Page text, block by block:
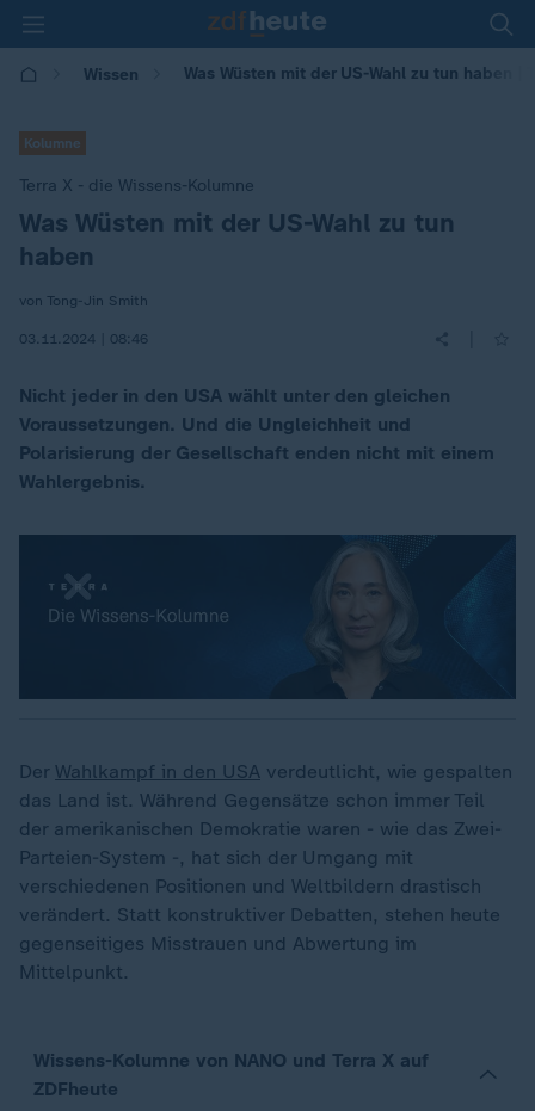
Wissen Was Wüsten mit der US-Wahl zu tun haben |
Kolumne
Terra X - die Wissens-Kolumne
:
Was Wüsten mit der US-Wahl zu tun
haben
von Tong-Jin Smith
03.11.2024 | 08:46
Nicht jeder in den USA wählt unter den gleichen
Voraussetzungen. Und die Ungleichheit und
Polarisierung der Gesellschaft enden nicht mit einem
Wahlergebnis.
Der Wahlkampf in den USA verdeutlicht, wie gespalten
das Land ist. Während Gegensätze schon immer Teil
der amerikanischen Demokratie waren - wie das Zwei-
Parteien-System -, hat sich der Umgang mit
verschiedenen Positionen und Weltbildern drastisch
verändert. Statt konstruktiver Debatten, stehen heute
gegenseitiges Misstrauen und Abwertung im
Mittelpunkt.
Wissens-Kolumne von NANO und Terra X auf
ZDFheute